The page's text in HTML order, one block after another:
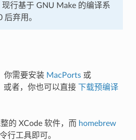
行基于 GNU Make 的编译系
后弃用。
你需要安装 MacPorts或
或者，你也可以直接
下载预编译
的 XCode 软件，而 homebrew
行工具即可。